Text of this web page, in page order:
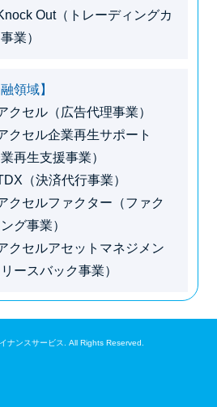
Out（トレーディングカ
業）
融領域】
クセル（広告代理事業）
クセル企業再生サポート
業再生支援事業）
（決済代行事業）
クセルファクター（ファク
グ事業）
クセルアセットマネジメン
リースバック事業）
ナンスサービス. All Rights Reserved.